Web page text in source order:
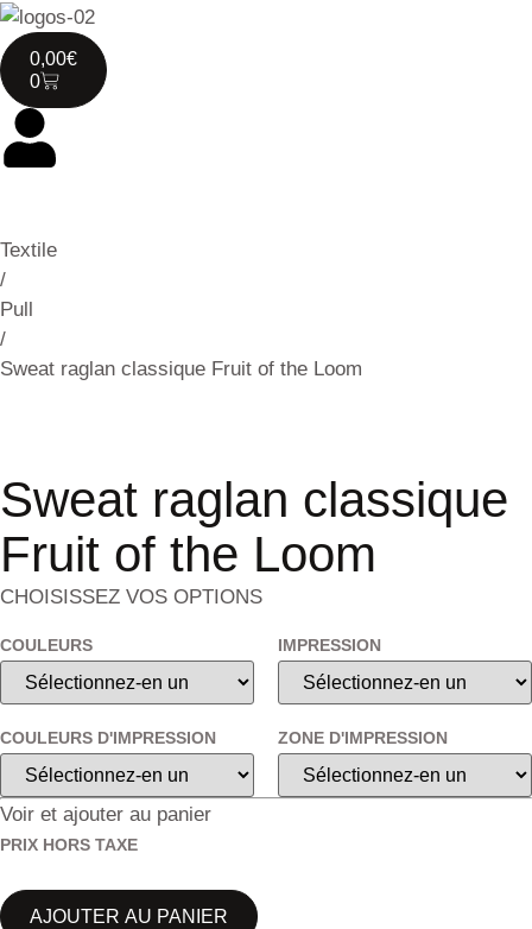
0,00€
0
Textile
/
Pull
/
Sweat raglan classique Fruit of the Loom
Sweat raglan classique
Fruit of the Loom
CHOISISSEZ VOS OPTIONS
COULEURS IMPRESSION
COULEURS D'IMPRESSION ZONE D'IMPRESSION
Voir et ajouter au panier
PRIX HORS TAXE
AJOUTER AU PANIER